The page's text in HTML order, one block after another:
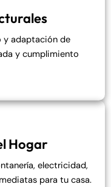
y adaptación de
y cumplimiento
Hogar
electricidad,
para tu casa.